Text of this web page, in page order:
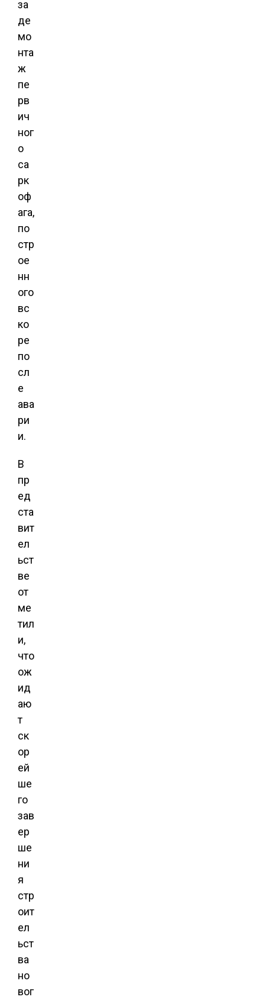
за
де
мо
нта
ж
пе
рв
ич
ног
о
са
рк
оф
ага,
по
стр
ое
нн
ого
вс
ко
ре
по
сл
е
ава
ри
и.
В
пр
ед
ста
вит
ел
ьст
ве
от
ме
тил
и,
что
ож
ид
аю
т
ск
ор
ей
ше
го
зав
ер
ше
ни
я
стр
оит
ел
ьст
ва
но
вог